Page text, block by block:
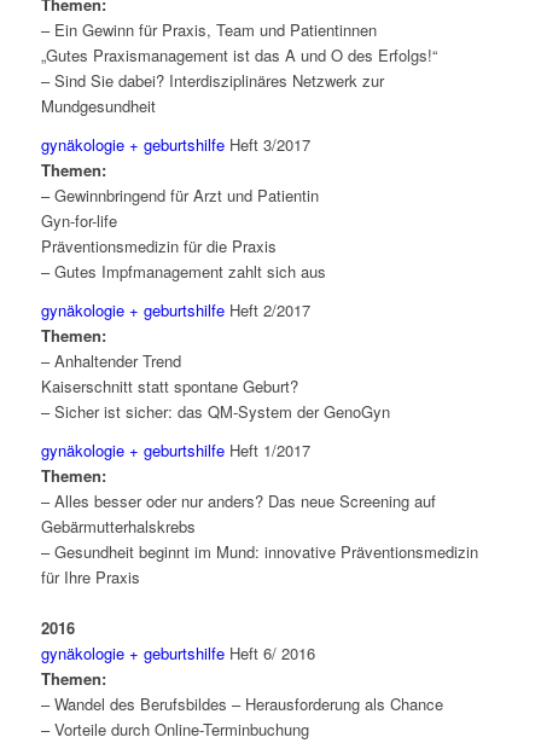
– Ein Gewinn für Praxis, Team und Patientinnen
„Gutes Praxismanagement ist das A und O des Erfolgs!“
– Sind Sie dabei? Interdisziplinäres Netzwerk zur
Mundgesundheit
gynäkologie + geburtshilfeHeft 3/2017
Themen:
– Gewinnbringend für Arzt und Patientin
Gyn-for-life
Präventionsmedizin für die Praxis
– Gutes Impfmanagement zahlt sich aus
gynäkologie + geburtshilfeHeft 2/2017
Themen:
– Anhaltender Trend
Kaiserschnitt statt spontane Geburt?
– Sicher ist sicher: das QM-System der GenoGyn
gynäkologie + geburtshilfeHeft 1/2017
Themen:
– Alles besser oder nur anders? Das neue Screening auf
Gebärmutterhalskrebs
– Gesundheit beginnt im Mund: innovative Präventionsmedizin
für Ihre Praxis
2016
gynäkologie + geburtshilfeHeft 6/ 2016
Themen:
– Wandel des Berufsbildes – Herausforderung als Chance
– Vorteile durch Online-Terminbuchung